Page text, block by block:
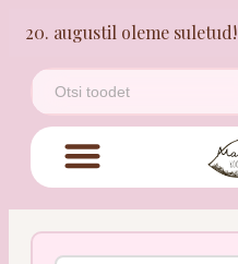
20. augustil oleme suletud!